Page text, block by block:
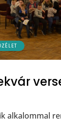
alkalommal